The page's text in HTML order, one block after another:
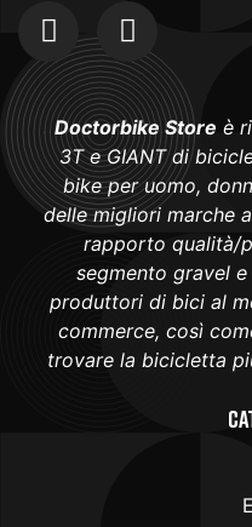
Doctorbike Store è
3T e GIANT di
bike per uomo,
delle migliori marche
rapporto qualità/
segmento gravel
produttori di bici al
commerce, così
trovare la bicicletta